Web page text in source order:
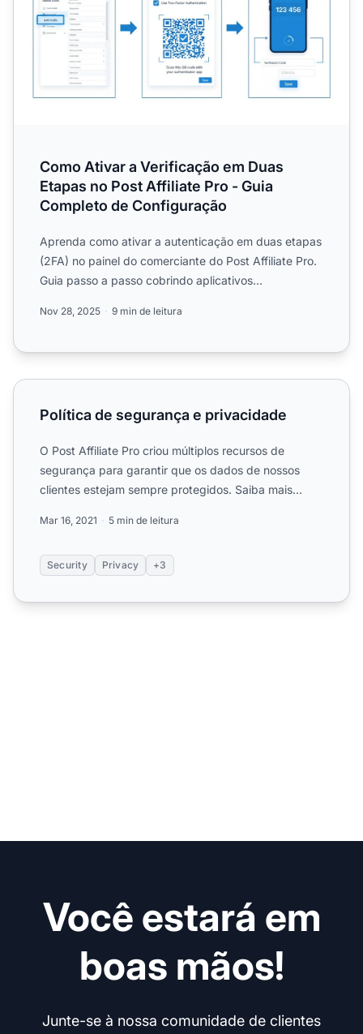
Como Ativar a Verificação em Duas
Etapas no Post Affiliate Pro - Guia
Completo de Configuração
Aprenda como ativar a autenticação em duas etapas
(2FA) no painel do comerciante do Post Affiliate Pro.
Guia passo a passo cobrindo aplicativos
Nov 28, 2025 9 min de leitura
Política de segurança e privacidade
Política de segurança e privacidade
O Post Affiliate Pro criou múltiplos recursos de
segurança para garantir que os dados de nossos
clientes estejam sempre protegidos. Saiba mais
Mar 16, 2021 5 min de leitura
Security Privacy +3
Você estará em
boas mãos!
Junte-se à nossa comunidade de clientes